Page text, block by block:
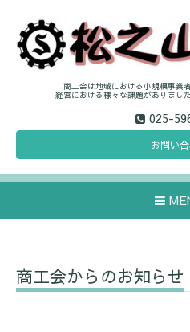
商工会は地域における小規模事業
経営における様々な課題がありまし
025-
お問い
商工会からのお知らせ